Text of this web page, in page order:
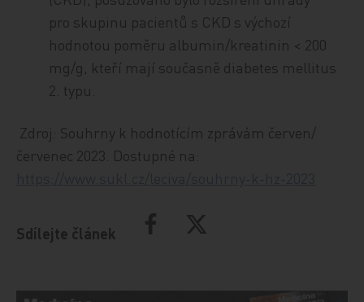
pro skupinu pacientů s CKD s výchozí
hodnotou poměru albumin/kreatinin < 200
mg/g, kteří mají současně diabetes mellitus
2. typu.
Zdroj: Souhrny k hodnotícím zprávám červen/
červenec 2023. Dostupné na:
Sdílejte článek